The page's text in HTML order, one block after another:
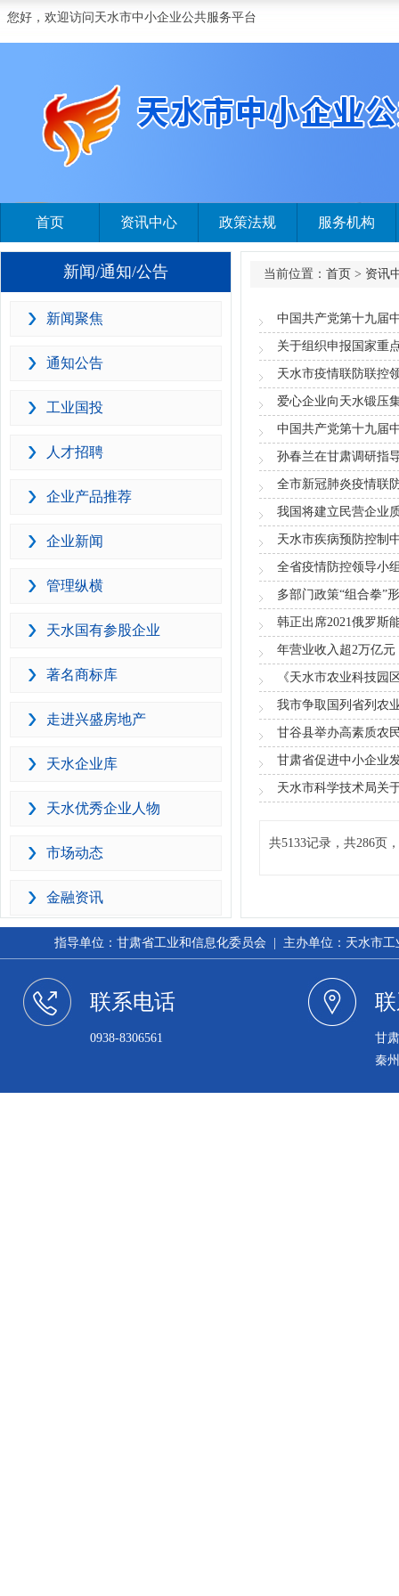
您好，欢迎访问天水市中小企业公共服务平台
首页 资讯中心 政策法规 服务机构
新闻/通知/公告
新闻聚焦
通知公告
工业国投
人才招聘
企业产品推荐
企业新闻
管理纵横
天水国有参股企业
著名商标库
走进兴盛房地产
天水企业库
天水优秀企业人物
市场动态
金融资讯
当前位置： 首页 > 资讯
中国共产党第十九届
天水市疫情联防联控
爱心企业向天水锻压
中国共产党第十九届
孙春兰在甘肃调研指
全市新冠肺炎疫情联
我国将建立民营企业
天水市疾病预防控制
全省疫情防控领导小
多部门政策“组合拳”
韩正出席2021俄罗斯
年营业收入超2万亿
《天水市农业科技园
我市争取国列省列农
甘谷县举办高素质农
甘肃省促进中小企业
天水市科学技术局关
共5133记录，共286页
指导单位：甘肃省工业和信息化委员会 | 主办单位：天水市
联系电话
0938-8306561
甘
秦